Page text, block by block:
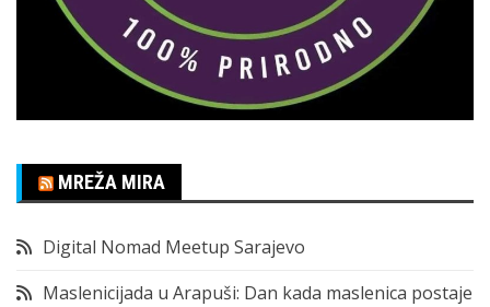
MREŽA MIRA
Digital Nomad Meetup Sarajevo
Maslenicijada u Arapuši: Dan kada maslenica postaje